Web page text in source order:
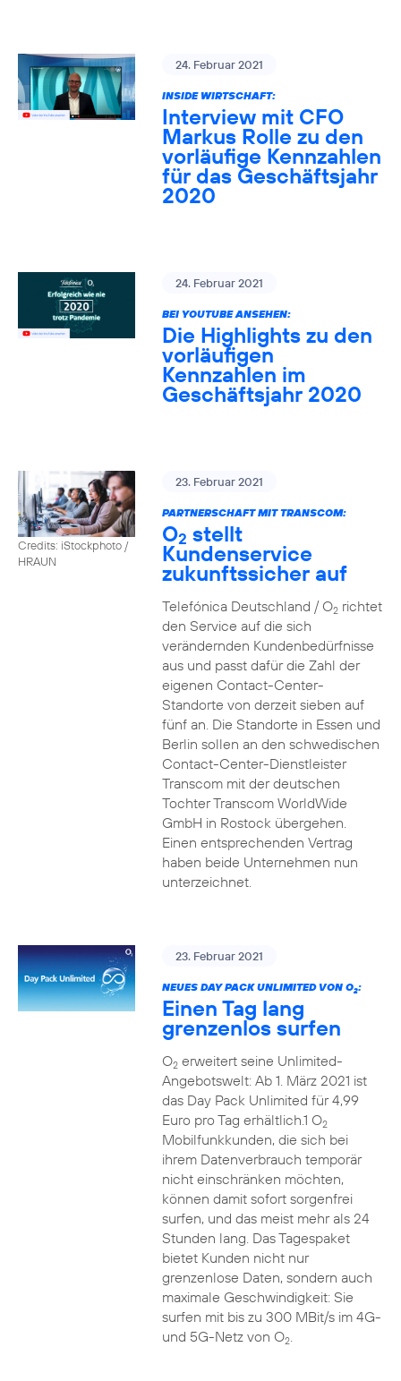
24. Februar 2021
INSIDE WIRTSCHAFT:
Interview mit CFO
Markus Rolle zu den
vorläufige Kennzahlen
für das Geschäftsjahr
2020
24. Februar 2021
BEI YOUTUBE ANSEHEN:
Die Highlights zu den
vorläufigen
Kennzahlen im
Geschäftsjahr 2020
Credits: iStockphoto /
HRAUN
23. Februar 2021
PARTNERSCHAFT MIT TRANSCOM:
O2 stellt
Kundenservice
zukunftssicher auf
Telefónica Deutschland / O2richtet
den Service auf die sich
verändernden Kundenbedürfnisse
aus und passt dafür die Zahl der
eigenen Contact-Center-
Standorte von derzeit sieben auf
fünf an. Die Standorte in Essen und
Berlin sollen an den schwedischen
Contact-Center-Dienstleister
Transcom mit der deutschen
Tochter Transcom WorldWide
GmbH in Rostock übergehen.
Einen entsprechenden Vertrag
haben beide Unternehmen nun
unterzeichnet.
23. Februar 2021
NEUES DAY PACK UNLIMITED VON O2:
Einen Tag lang
grenzenlos surfen
O2erweitert seine Unlimited-
Angebotswelt: Ab 1. März 2021 ist
das Day Pack Unlimited für 4,99
Euro pro Tag erhältlich.1 O2
Mobilfunkkunden, die sich bei
ihrem Datenverbrauch temporär
nicht einschränken möchten,
können damit sofort sorgenfrei
surfen, und das meist mehr als 24
Stunden lang. Das Tagespaket
bietet Kunden nicht nur
grenzenlose Daten, sondern auch
maximale Geschwindigkeit: Sie
surfen mit bis zu 300 MBit/s im 4G-
und 5G-Netz von O2.